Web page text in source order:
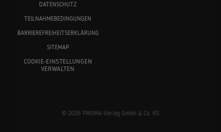
DATENSCHUTZ
TEILNAHMEBEDINGUNGEN
BARRIEREFREIHEITSERKLÄRUNG
SITEMAP
COOKIE-EINSTELLUNGEN
VERWALTEN
© 2026 PRISMA-Verlag GmbH & Co. KG